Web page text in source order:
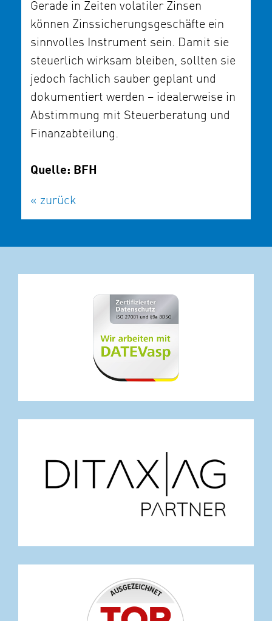
Gerade in Zeiten volatiler Zinsen
können Zinssicherungsgeschäfte ein
sinnvolles Instrument sein. Damit sie
steuerlich wirksam bleiben, sollten sie
jedoch fachlich sauber geplant und
dokumentiert werden – idealerweise in
Abstimmung mit Steuerberatung und
Finanzabteilung.
Quelle: BFH
« zurück